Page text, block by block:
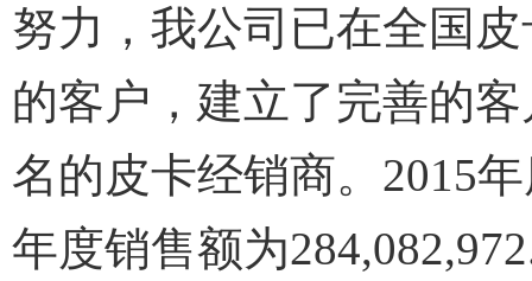
努力，我公司已在全国
的客户，建立了完善的
名的皮卡经销商。2015
年度销售额为